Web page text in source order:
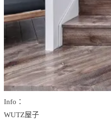
Info：
WUTZ屋子